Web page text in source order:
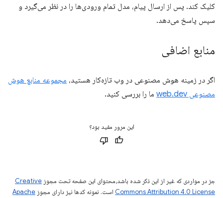
کلیک کند. پس از ارسال پیام، مدل تمام ورودی‌ها را در نظر می‌گیرد و
سپس پاسخ می‌دهد.
منابع اضافی
اگر در زمینه هوش مصنوعی در وب تازه‌کار هستید، مجموعه منابع هوش
مصنوعی web.dev
ما را بررسی کنید.
این مرور مفید بود؟
جز در مواردی که غیر از این ذکر شده باشد،‌محتوای این صفحه تحت مجوز Creative
Commons Attribution 4.0 License است. نمونه کدها نیز دارای مجوز Apache